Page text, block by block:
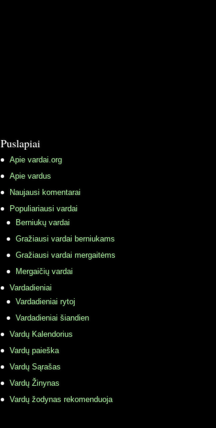
Puslapiai
Apie vardai.org
Apie vardus
Naujausi komentarai
Populiariausi vardai
Berniukų vardai
Gražiausi vardai berniukams
Gražiausi vardai mergaitėms
Mergaičių vardai
Vardadieniai
Vardadieniai rytoj
Vardadieniai šiandien
Vardų Kalendorius
Vardų paieška
Vardų Sąrašas
Vardų Žinynas
Vardų žodynas rekomenduoja